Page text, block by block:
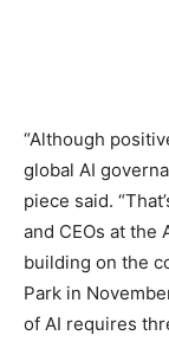
“Although
global AI
piece said.
and CEOs at the
building on the
Park in
of AI requires